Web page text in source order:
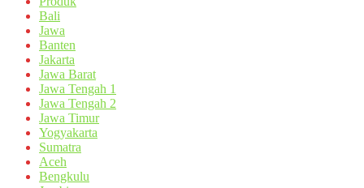
Bali
Jawa
Banten
Jakarta
Jawa Barat
Jawa Tengah 1
Jawa Tengah 2
Jawa Timur
Yogyakarta
Sumatra
Aceh
Bengkulu